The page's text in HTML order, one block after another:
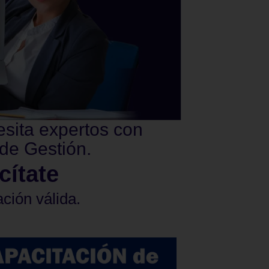
expertos con
Gestión.
válida.